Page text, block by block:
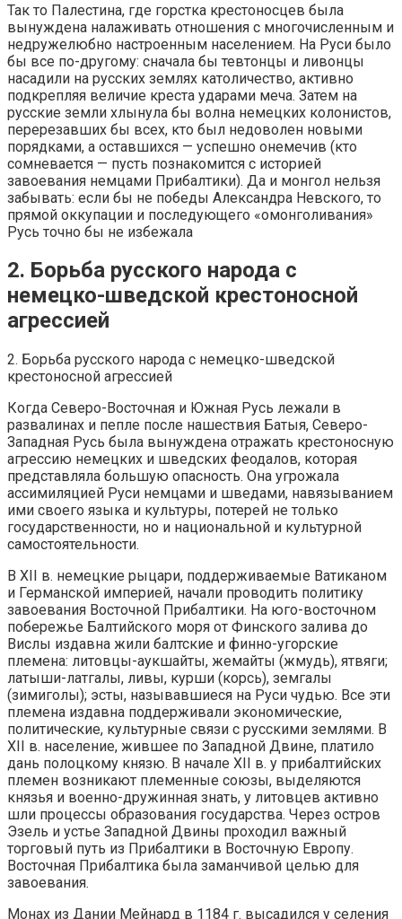
Так то Палестина, где горстка крестоносцев была
вынуждена налаживать отношения с многочисленным и
недружелюбно настроенным населением. На Руси было
бы все по-другому: сначала бы тевтонцы и ливонцы
насадили на русских землях католичество, активно
подкрепляя величие креста ударами меча. Затем на
русские земли хлынула бы волна немецких колонистов,
перерезавших бы всех, кто был недоволен новыми
порядками, а оставшихся — успешно онемечив (кто
сомневается — пусть познакомится с историей
завоевания немцами Прибалтики). Да и монгол нельзя
забывать: если бы не победы Александра Невского, то
прямой оккупации и последующего «омонголивания»
Русь точно бы не избежала
2. Борьба русского народа с
немецко-шведской крестоносной
агрессией
2. Борьба русского народа с немецко-шведской
крестоносной агрессией
Когда Северо-Восточная и Южная Русь лежали в
развалинах и пепле после нашествия Батыя, Северо-
Западная Русь была вынуждена отражать крестоносную
агрессию немецких и шведских феодалов, которая
представляла большую опасность. Она угрожала
ассимиляцией Руси немцами и шведами, навязыванием
ими своего языка и культуры, потерей не только
государственности, но и национальной и культурной
самостоятельности.
В XII в. немецкие рыцари, поддерживаемые Ватиканом
и Германской империей, начали проводить политику
завоевания Восточной Прибалтики. На юго-восточном
побережье Балтийского моря от Финского залива до
Вислы издавна жили балтские и финно-угорские
племена: литовцы-аукшайты, жемайты (жмудь), ятвяги;
латыши-латгалы, ливы, курши (корсь), земгалы
(зимиголы); эсты, называвшиеся на Руси чудью. Все эти
племена издавна поддерживали экономические,
политические, культурные связи с русскими землями. В
XII в. население, жившее по Западной Двине, платило
дань полоцкому князю. В начале XII в. у прибалтийских
племен возникают племенные союзы, выделяются
князья и военно-дружинная знать, у литовцев активно
шли процессы образования государства. Через остров
Эзель и устье Западной Двины проходил важный
торговый путь из Прибалтики в Восточную Европу.
Восточная Прибалтика была заманчивой целью для
завоевания.
Монах из Дании Мейнард в 1184 г. высадился у селения